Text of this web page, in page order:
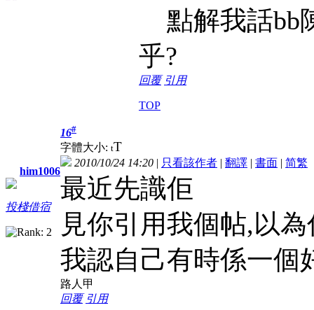
點解我話bb
乎?
回覆 引用
TOP
him1006
投棧借宿
16#
字體大小: tT
2010/10/24 14:20 | 只看該作者 | 翻譯 | 書面 | 简繁
最近先識佢
見你引用我個帖,以
我認自己有時係一個
路人甲
回覆 引用